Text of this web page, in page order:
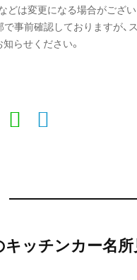
どは変更になる場合がござ
事前確認しておりますが、
知らせください。
ッチンカー名所